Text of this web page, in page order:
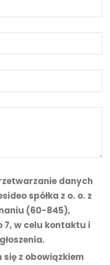
danych
spółka z o. o. z
(60-845),
7, w celu kontaktu i
się z obowiązkiem